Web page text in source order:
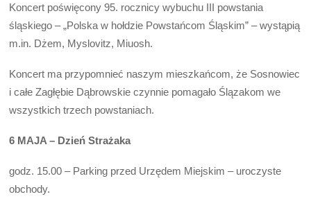
Koncert poświęcony 95. rocznicy wybuchu III powstania
śląskiego – „Polska w hołdzie Powstańcom Śląskim” – wystąpią
m.in. Dżem, Myslovitz, Miuosh.
Koncert ma przypomnieć naszym mieszkańcom, że Sosnowiec
i całe Zagłębie Dąbrowskie czynnie pomagało Ślązakom we
wszystkich trzech powstaniach.
6 MAJA – Dzień Strażaka
godz. 15.00 – Parking przed Urzędem Miejskim – uroczyste
obchody.